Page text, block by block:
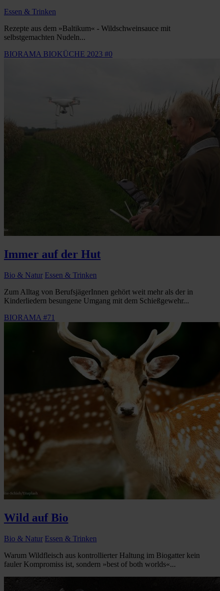
Essen & Trinken
Rezepte aus dem »Baltikum« - Wildschweinsauce mit
selbstgemachten Nudeln...
BIORAMA BIOKÜCHE 2023 #0
Immer auf der Hut
Bio & Natur Essen & Trinken
Zum Alltag von BerufsjägerInnen gehört weit mehr als der in
Kinderliedern besungene Umgang mit dem Schießgewehr...
BIORAMA #71
Wild auf Bio
Bio & Natur Essen & Trinken
Warum Wildfleisch aus kontrollierter Haltung im Biogatter kein
fauler Kompromiss ist, sondern »best of both worlds«...